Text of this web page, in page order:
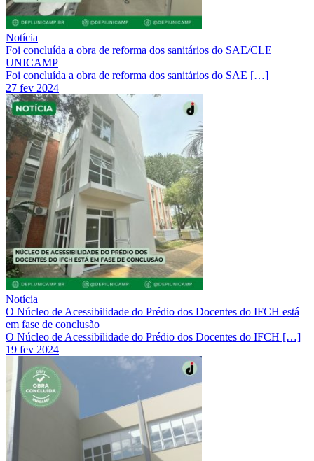
Notícia
Foi concluída a obra de reforma dos sanitários do SAE/CLE
UNICAMP
Foi concluída a obra de reforma dos sanitários do SAE […]
27 fev 2024
Notícia
O Núcleo de Acessibilidade do Prédio dos Docentes do IFCH está
em fase de conclusão
O Núcleo de Acessibilidade do Prédio dos Docentes do IFCH […]
19 fev 2024